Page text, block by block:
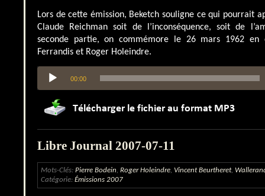
Lors de cette émission, Beketch souligne ce qui pourrait
Claude Reichman soit de l’inconséquence, soit de
seconde partie, on commémore le 26 mars 1962 en
Ferrandis et Roger Holeindre.
Lecteur
audio
00:00
Libre Journal 2007-07-11
Mots-Clés: Pierre Bodein, Roger Holeindre, Vincent Beurtheret,
Catégorie: Émissions 2007